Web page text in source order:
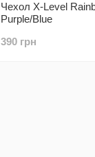
Чехол X-Level
Purple/Blue
390 грн